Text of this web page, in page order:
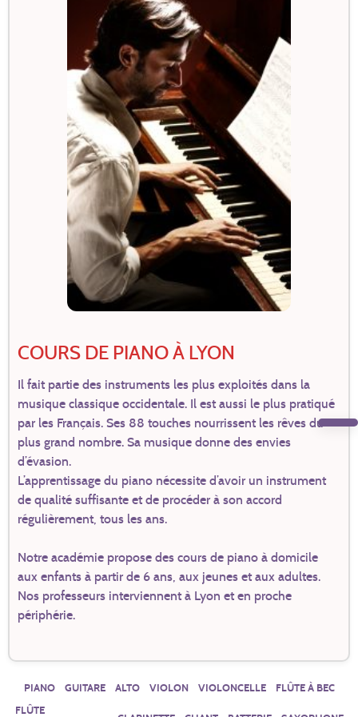
COURS DE PIANO À LYON
Il fait partie des instruments les plus exploités dans la
musique classique occidentale. Il est aussi le plus pratiqué
par les Français. Ses 88 touches nourrissent les rêves du
plus grand nombre. Sa musique donne des envies
d’évasion.
L’apprentissage du piano nécessite d’avoir un instrument
de qualité suffisante et de procéder à son accord
régulièrement, tous les ans.
Notre académie propose des cours de piano à domicile
aux enfants à partir de 6 ans, aux jeunes et aux adultes.
Nos professeurs interviennent à Lyon et en proche
périphérie.
PIANO GUITARE ALTO VIOLON VIOLONCELLE
FLÛTE À BEC
FLÛTE